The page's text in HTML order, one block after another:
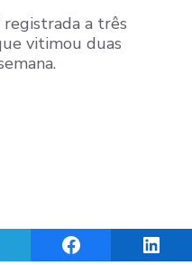
registrada a três
vitimou duas
Share on TelegramShare on Facebook